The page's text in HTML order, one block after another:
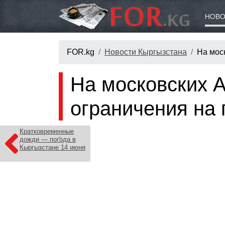
FOR.kg Новости Кыргызстана На
Кратковременные
дожди — погода в
Кыргызстане 14 июня
На московских
ограничения